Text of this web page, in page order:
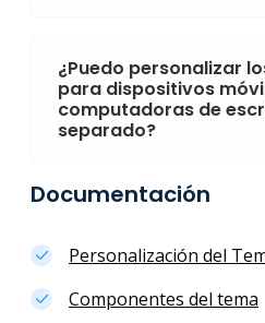
¿Puedo personalizar
para dispositivos
computadoras de
separado?
Documentación
Personalización del
Componentes del tema